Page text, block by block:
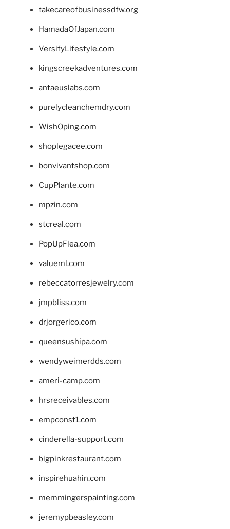
takecareofbusinessdfw.org
HamadaOfJapan.com
VersifyLifestyle.com
kingscreekadventures.com
antaeuslabs.com
purelycleanchemdry.com
WishOping.com
shoplegacee.com
bonvivantshop.com
CupPlante.com
mpzin.com
stcreal.com
PopUpFlea.com
valueml.com
rebeccatorresjewelry.com
jmpbliss.com
drjorgerico.com
queensushipa.com
wendyweimerdds.com
ameri-camp.com
hrsreceivables.com
empconst1.com
cinderella-support.com
bigpinkrestaurant.com
inspirehuahin.com
memmingerspainting.com
jeremypbeasley.com